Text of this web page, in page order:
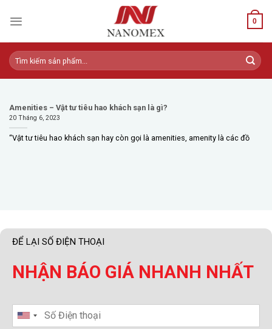
0
Tìm
kiếm:
Amenities – Vật tư tiêu hao khách sạn là gì?
20 Tháng 6, 2023
“Vật tư tiêu hao khách sạn hay còn gọi là amenities, amenity là các đồ
ĐỂ LẠI SỐ ĐIỆN THOẠI
NHẬN BÁO GIÁ NHANH NHẤT